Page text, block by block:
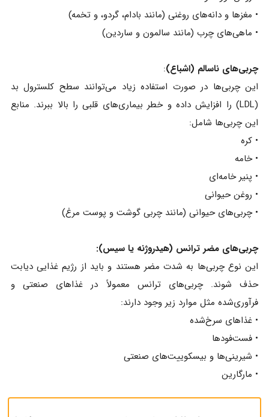
• مغزها و دانه‌های روغنی (مانند بادام، گردو، و تخمه)
• ماهی‌های چرب (مانند سالمون و ساردین)
چربی‌های ناسالم (اشباع):
این چربی‌ها در صورت استفاده زیاد می‌توانند سطح کلسترول بد
(LDL) را افزایش داده و خطر بیماری‌های قلبی را بالا ببرند. منابع
این چربی‌ها شامل:
• کره
• خامه
• پنیر خامه‌ای
• روغن حیوانی
• چربی‌های حیوانی (مانند چربی گوشت و پوست مرغ)
چربی‌های مضر ترانس (هیدروژنه یا سیس):
این نوع چربی‌ها به شدت مضر هستند و باید از رژیم غذایی دیابت
حذف شوند. چربی‌های ترانس معمولاً در غذاهای صنعتی و
فرآوری‌شده مثل موارد زیر وجود دارند:
• غذاهای سرخ‌شده
• فست‌فودها
• شیرینی‌ها و بیسکوییت‌های صنعتی
• مارگارین